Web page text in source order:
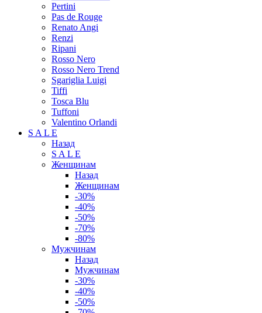
Pertini
Pas de Rouge
Renato Angi
Renzi
Ripani
Rosso Nero
Rosso Nero Trend
Sgariglia Luigi
Tiffi
Tosca Blu
Tuffoni
Valentino Orlandi
S A L E
Назад
S A L E
Женщинам
Назад
Женщинам
-30%
-40%
-50%
-70%
-80%
Мужчинам
Назад
Мужчинам
-30%
-40%
-50%